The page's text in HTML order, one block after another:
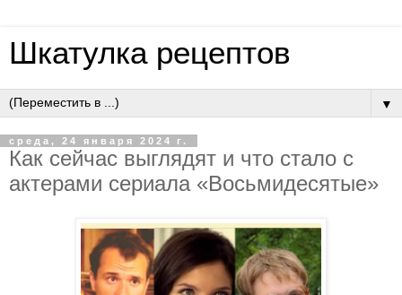
Шкатулка рецептов
▼
среда, 24 января 2024 г.
Как сейчас выглядят и что стало с
актерами сериала «Восьмидесятые»